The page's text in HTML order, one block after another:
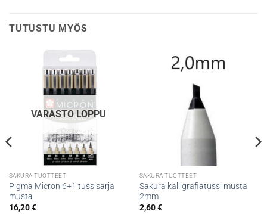
TUTUSTU MYÖS
VARASTO LOPPU
SAKURA TUOTTEET
Pigma Micron 6+1 tussisarja
musta
16,20€
SAKURA TUOTTEET
Sakura kalligrafiatussi musta
2mm
2,60€